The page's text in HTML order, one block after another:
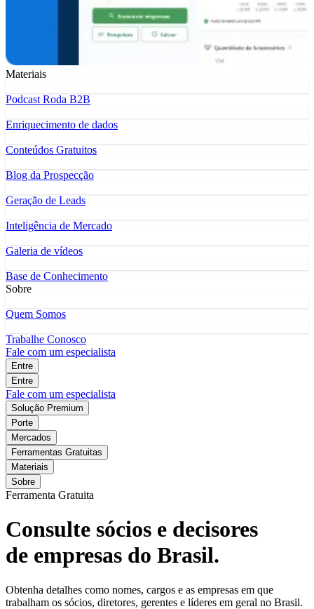
Materiais
Podcast Roda B2B
Enriquecimento de dados
Conteúdos Gratuitos
Blog da Prospecção
Geração de Leads
Inteligência de Mercado
Galeria de vídeos
Base de Conhecimento
Sobre
Quem Somos
Trabalhe Conosco
Fale com um especialista
Entre
Entre
Fale com um especialista
Solução Premium
Porte
Mercados
Ferramentas Gratuitas
Materiais
Sobre
Ferramenta Gratuita
Consulte sócios e decisores
de empresas do Brasil.
Obtenha detalhes como nomes, cargos e as empresas em que
trabalham os sócios, diretores, gerentes e líderes em geral no Brasil.